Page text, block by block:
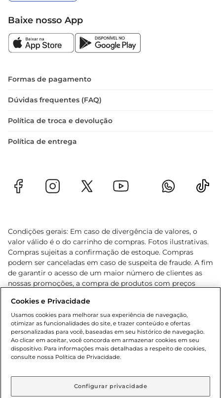
Baixe nosso App
Formas de pagamento
Dúvidas frequentes (FAQ)
Política de troca e devolução
Política de entrega
Condições gerais: Em caso de divergência de valores, o
valor válido é o do carrinho de compras. Fotos ilustrativas.
Compras sujeitas a confirmação de estoque. Compras
podem ser canceladas em caso de suspeita de fraude. A fim
de garantir o acesso de um maior número de clientes as
nossas promoções, a compra de produtos com preços
cliente. Os preços, ofertas e condições são exclusivos para
o e-commerce e válidos durante o dia de hoje, podendo
sofrer alterações sem prévia notificação. Proibida a venda
de bebidas alcoólicas para menores de 18 anos, conforme
Lei n.º 8069/90, art. 81, inciso II (Estatuto da Criança e do
Adolescente). Preços e condições exclusivos para o
aviso prévio. O valor mínimo para as compras on-line é de
Cookies e Privacidade
Usamos cookies para melhorar sua experiência de navegação,
otimizar as funcionalidades do site, e trazer conteúdo e ofertas
personalizadas para você, baseadas em seu histórico de navegação.
Ao clicar em aceitar, você concorda em armazenar cookies em seu
dispositivo. Para informações mais detalhadas a respeito de cookies,
consulte nossa Política de Privacidade.
Configurar privacidade